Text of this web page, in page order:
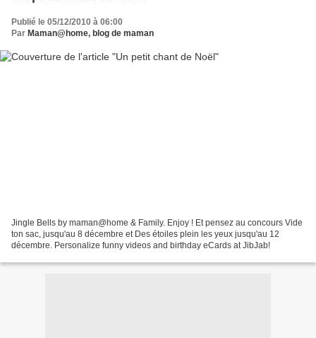
Publié le 05/12/2010 à 06:00
Par Maman@home, blog de maman
Jingle Bells by maman@home & Family. Enjoy ! Et pensez au concours Vide
ton sac, jusqu'au 8 décembre et Des étoiles plein les yeux jusqu'au 12
décembre. Personalize funny videos and birthday eCards at JibJab!